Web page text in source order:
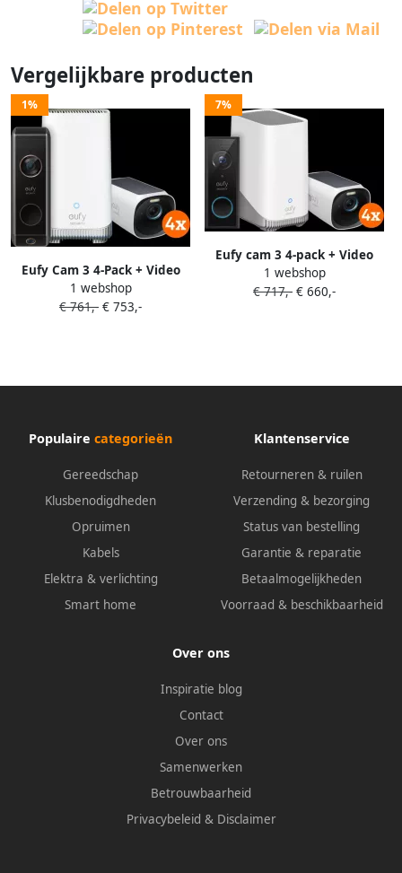
Vergelijkbare producten
1%
Eufy Cam 3 4-Pack + Video
Doorbell Dual 2 Pro
1 webshop
€ 761,- € 753,-
7%
Eufy cam 3 4-pack + Video
Doorbell Battery
1 webshop
€ 717,- € 660,-
Populaire categorieën
Gereedschap
Klusbenodigdheden
Opruimen
Kabels
Elektra & verlichting
Smart home
Klantenservice
Retourneren & ruilen
Verzending & bezorging
Status van bestelling
Garantie & reparatie
Betaalmogelijkheden
Voorraad & beschikbaarheid
Over ons
Inspiratie blog
Contact
Over ons
Samenwerken
Betrouwbaarheid
Privacybeleid & Disclaimer